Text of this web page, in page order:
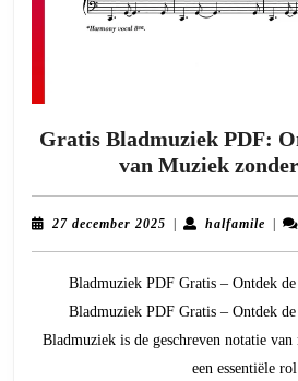
Gratis Bladmuziek PDF:
van Muziek
27 december 2025 27
halfamile
Bladmuziek PDF Gratis – Ontdek
Bladmuziek PDF Gratis – Ontdek
Bladmuziek is de geschreven notatie
een essentiële rol